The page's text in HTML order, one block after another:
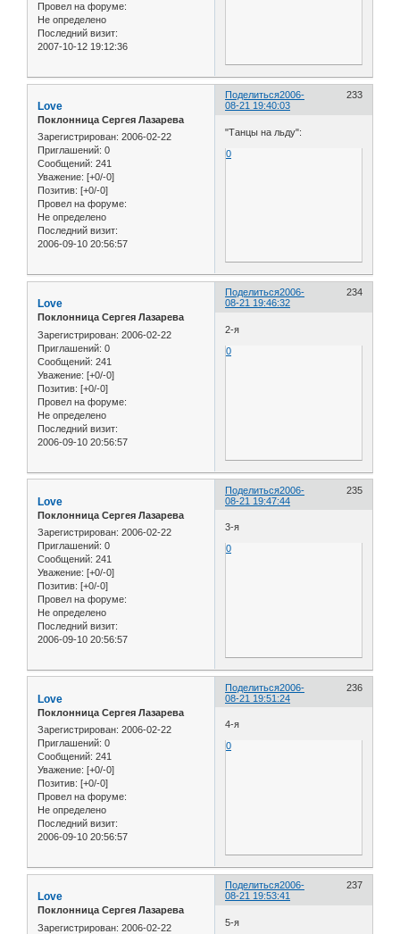
Провел на форуме:
Не определено
Последний визит:
2007-10-12 19:12:36
Поделиться 233
2006-
08-21 19:40:03
Love
Поклонница Сергея Лазарева
Зарегистрирован: 2006-02-22
Приглашений: 0
Сообщений: 241
Уважение: [+0/-0]
Позитив: [+0/-0]
Провел на форуме:
Не определено
Последний визит:
2006-09-10 20:56:57
"Танцы на льду":
0
Поделиться 234
2006-
08-21 19:46:32
Love
Поклонница Сергея Лазарева
Зарегистрирован: 2006-02-22
Приглашений: 0
Сообщений: 241
Уважение: [+0/-0]
Позитив: [+0/-0]
Провел на форуме:
Не определено
Последний визит:
2006-09-10 20:56:57
2-я
0
Поделиться 235
2006-
08-21 19:47:44
Love
Поклонница Сергея Лазарева
Зарегистрирован: 2006-02-22
Приглашений: 0
Сообщений: 241
Уважение: [+0/-0]
Позитив: [+0/-0]
Провел на форуме:
Не определено
Последний визит:
2006-09-10 20:56:57
3-я
0
Поделиться 236
2006-
08-21 19:51:24
Love
Поклонница Сергея Лазарева
Зарегистрирован: 2006-02-22
Приглашений: 0
Сообщений: 241
Уважение: [+0/-0]
Позитив: [+0/-0]
Провел на форуме:
Не определено
Последний визит:
2006-09-10 20:56:57
4-я
0
Поделиться 237
2006-
08-21 19:53:41
Love
Поклонница Сергея Лазарева
Зарегистрирован: 2006-02-22
5-я